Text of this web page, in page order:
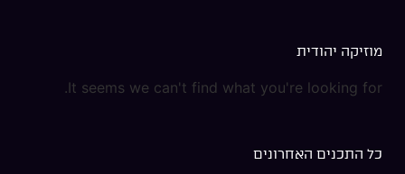
מוזיקה יהודית
It seems we can't find what you're looking for.
כל התכנים האחרונים